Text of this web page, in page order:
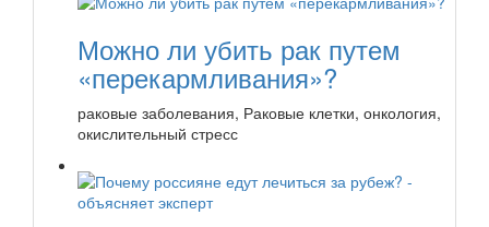
Можно ли убить рак путем
«перекармливания»?
раковые заболевания, Раковые клетки, онкология,
окислительный стресс